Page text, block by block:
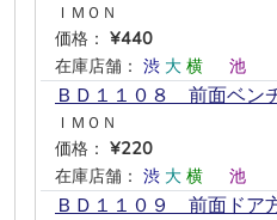
ＩＭＯＮ
価格： ¥440
在庫店舗： 渋 大 横 池
ＢＤ１１０８ 前面ベン
ＩＭＯＮ
価格： ¥220
在庫店舗： 渋 大 横 池
ＢＤ１１０９ 前面ド